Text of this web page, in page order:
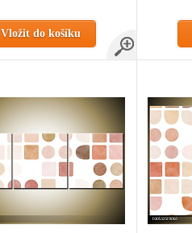
Vložit do košíku